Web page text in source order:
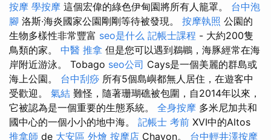
按摩 學按摩 這個宏偉的綠色伊甸園將所有人籠罩。 台中泡
腳 洛斯·海炎國家公園剛剛等待被發現。 按摩執照 公園的
生物多樣性非常豐富 seo是什么 記帳士課程 - 大約200隻
鳥類的家。 中醫 推拿 但是您可以遇到鵜鶘，海豚經常在海
岸附近游泳。 Tobago seo公司 Cays是一個美麗的群島或
海上公園。 台中刮痧 所有5個島嶼都無人居住，在遊客中
受歡迎。 氣結 難怪，隨著珊瑚礁被包圍，自2014年以來，
它被認為是一個重要的生態系統。 全身按摩 多米尼加共和
國中心的一個小小的地中海。 記帳士 考前 XVI中的Altos
推拿師 de 大安區 外燴 按摩店 Chavon。 台中輕井澤按摩